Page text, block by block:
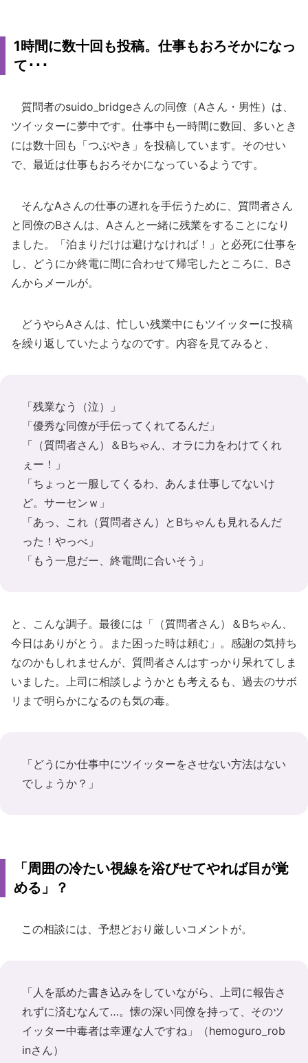
1時間に数十回も投稿。仕事もおろそかになっ
て･･･
質問者のsuido_bridgeさんの同僚（Aさん・男性）は、
ツイッターに夢中です。仕事中も一時間に数回、多いとき
には数十回も「つぶやき」を投稿しています。そのせい
で、最近は仕事もおろそかになっているようです。
そんなAさんの仕事の遅れを手伝うために、質問者さん
と同僚のBさんは、Aさんと一緒に残業をすることになり
ました。「泊まりだけは避けなければ！」と必死に仕事を
し、どうにか終電に間に合わせて帰宅したところに、Bさ
んからメールが。
どうやらAさんは、忙しい残業中にもツイッターに投稿
を繰り返していたようなのです。内容を見てみると、
「残業なう（泣）」
「優秀な同僚が手伝ってくれてるんだ」
「（質問者さん）＆Bちゃん、オラに力をわけてくれ
ぇー！」
「ちょっと一服してくるわ、あんま仕事してないけ
ど。サーセンｗ」
「あっ、これ（質問者さん）とBちゃんも見れるんだ
った！やっべ」
「もう一息だー、終電間に合いそう」
と、こんな調子。最後には「（質問者さん）＆Bちゃん、
今日はありがとう。また困った時は頼む」。感謝の気持ち
なのかもしれませんが、質問者さんはすっかり呆れてしま
いました。上司に相談しようかとも考えるも、過去のサボ
リまで明らかになるのも気の毒。
「どうにか仕事中にツイッターをさせない方法はない
でしょうか？」
「周囲の冷たい視線を浴びせてやれば目が覚
める」？
この相談には、予想どおり厳しいコメントが。
「人を舐めた書き込みをしていながら、上司に報告さ
れずに済むなんて…。懐の深い同僚を持って、そのツ
イッター中毒者は幸運な人ですね」（hemoguro_rob
inさん）